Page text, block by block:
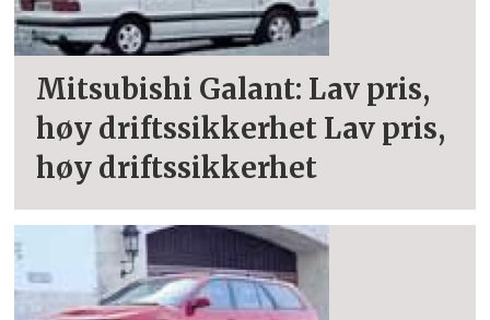
Mitsubishi Galant: Lav pris,
høy driftssikkerhet Lav pris,
høy driftssikkerhet